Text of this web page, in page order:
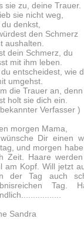
sie zu, deine Trauer.
sie nicht weg,
denkst,
den Schmerz
aushalten.
dein Schmerz, du
mit ihm leben.
entscheidest, wie
umgehst.
die Trauer an, denn
holt sie dich ein.
Verfasser )
morgen Mama,
Dir einen
und morgen
Zeit. Haare
am Kopf. Will jetzt
der Tag auch
Tag.
Sandra